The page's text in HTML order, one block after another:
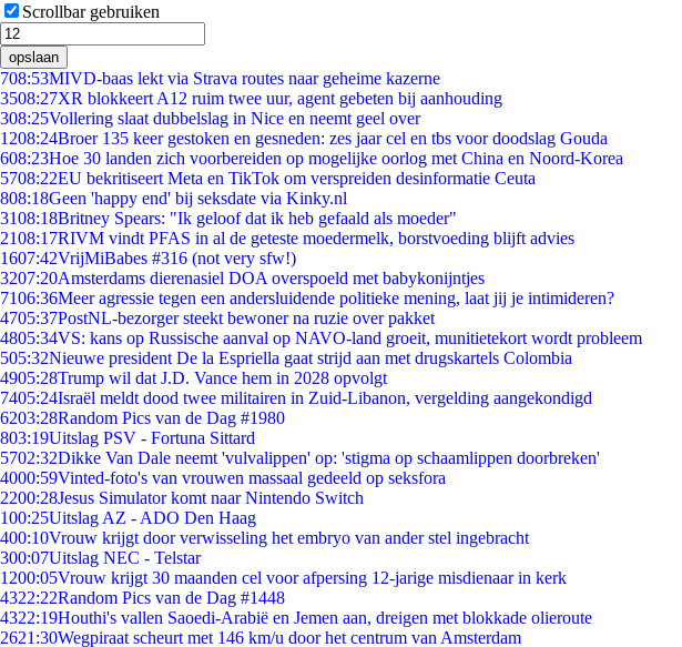
Scrollbar gebruiken
opslaan
708:53MIVD-baas lekt via Strava routes naar geheime kazerne
3508:27XR blokkeert A12 ruim twee uur, agent gebeten bij aanhouding
308:25Vollering slaat dubbelslag in Nice en neemt geel over
1208:24Broer 135 keer gestoken en gesneden: zes jaar cel en tbs voor doodslag Gouda
608:23Hoe 30 landen zich voorbereiden op mogelijke oorlog met China en Noord-Korea
5708:22EU bekritiseert Meta en TikTok om verspreiden desinformatie Ceuta
808:18Geen 'happy end' bij seksdate via Kinky.nl
3108:18Britney Spears: "Ik geloof dat ik heb gefaald als moeder"
2108:17RIVM vindt PFAS in al de geteste moedermelk, borstvoeding blijft advies
1607:42VrijMiBabes #316 (not very sfw!)
3207:20Amsterdams dierenasiel DOA overspoeld met babykonijntjes
7106:36Meer agressie tegen een andersluidende politieke mening, laat jij je intimideren?
4705:37PostNL-bezorger steekt bewoner na ruzie over pakket
4805:34VS: kans op Russische aanval op NAVO-land groeit, munitietekort wordt probleem
505:32Nieuwe president De la Espriella gaat strijd aan met drugskartels Colombia
4905:28Trump wil dat J.D. Vance hem in 2028 opvolgt
7405:24Israël meldt dood twee militairen in Zuid-Libanon, vergelding aangekondigd
6203:28Random Pics van de Dag #1980
803:19Uitslag PSV - Fortuna Sittard
5702:32Dikke Van Dale neemt 'vulvalippen' op: 'stigma op schaamlippen doorbreken'
4000:59Vinted-foto's van vrouwen massaal gedeeld op seksfora
2200:28Jesus Simulator komt naar Nintendo Switch
100:25Uitslag AZ - ADO Den Haag
400:10Vrouw krijgt door verwisseling het embryo van ander stel ingebracht
300:07Uitslag NEC - Telstar
1200:05Vrouw krijgt 30 maanden cel voor afpersing 12-jarige misdienaar in kerk
4322:22Random Pics van de Dag #1448
4322:19Houthi's vallen Saoedi-Arabië en Jemen aan, dreigen met blokkade olieroute
2621:30Wegpiraat scheurt met 146 km/u door het centrum van Amsterdam